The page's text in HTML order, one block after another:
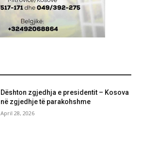
Dështon zgjedhja e presidentit – Kosova
në zgjedhje të parakohshme
April 28, 2026